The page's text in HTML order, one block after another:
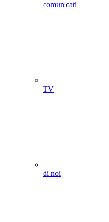
comunicati
TV
di noi